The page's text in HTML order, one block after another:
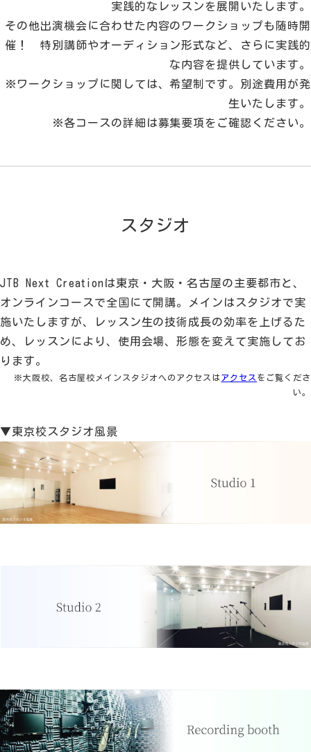
実践的なレッスンを展開いたします。
その他出演機会に合わせた内容のワークショップも随時開
催！ 特別講師やオーディション形式など、さらに実践的
な内容を提供しています。
※ワークショップに関しては、希望制です。別途費用が発
生いたします。
※各コースの詳細は募集要項をご確認ください。
スタジオ
JTB Next Creationは東京・大阪・名古屋の主要都市と、
オンラインコースで全国にて開講。メインはスタジオで実
施いたしますが、レッスン生の技術成長の効率を上げるた
め、レッスンにより、使用会場、形態を変えて実施してお
ります。
※大阪校、名古屋校メインスタジオへのアクセスは アクセス をご覧くださ
い。
▼東京校スタジオ風景